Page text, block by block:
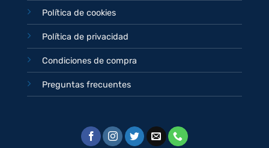
Política de cookies
Política de privacidad
Condiciones de compra
Preguntas frecuentes